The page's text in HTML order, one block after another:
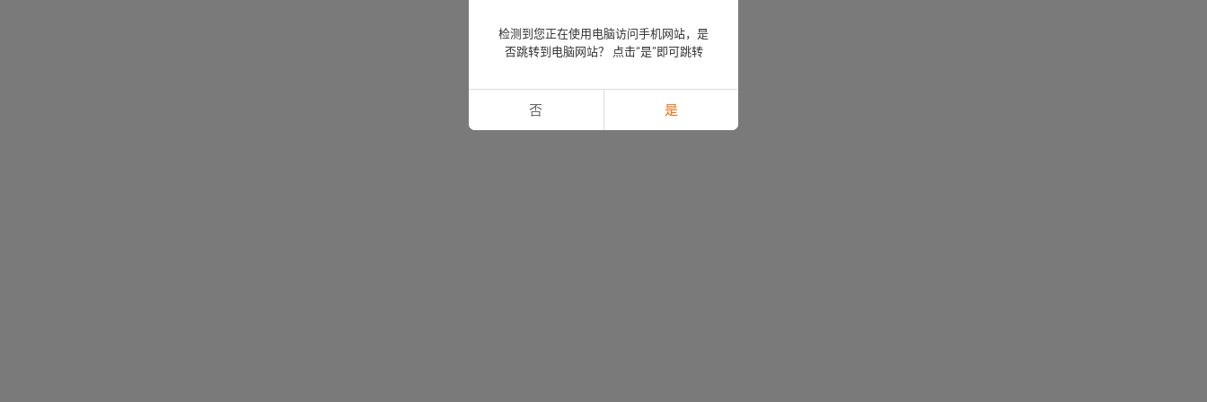
检测到您正在使用电脑访问手机网站，是
否跳转到电脑网站？ 点击“是”即可跳转
否 是